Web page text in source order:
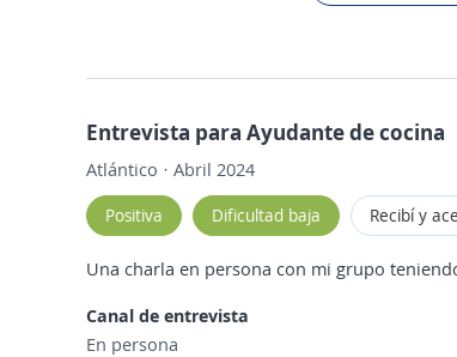
Entrevista para Ayudante de cocina
Atlántico · Abril 2024
Positiva Dificultad baja Recibí y
Una charla en persona con mi grupo
Canal de entrevista
En persona